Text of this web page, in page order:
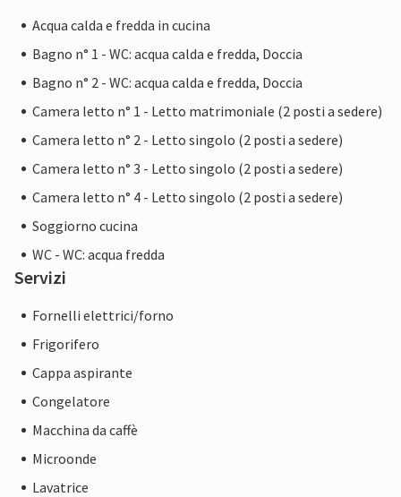
Acqua calda e fredda in cucina
Bagno n° 1 - WC: acqua calda e fredda, Doccia
Bagno n° 2 - WC: acqua calda e fredda, Doccia
Camera letto n° 1 - Letto matrimoniale (2 posti a sedere)
Camera letto n° 2 - Letto singolo (2 posti a sedere)
Camera letto n° 3 - Letto singolo (2 posti a sedere)
Camera letto n° 4 - Letto singolo (2 posti a sedere)
Soggiorno cucina
WC - WC: acqua fredda
Servizi
Fornelli elettrici/forno
Frigorifero
Cappa aspirante
Congelatore
Macchina da caffè
Microonde
Lavatrice